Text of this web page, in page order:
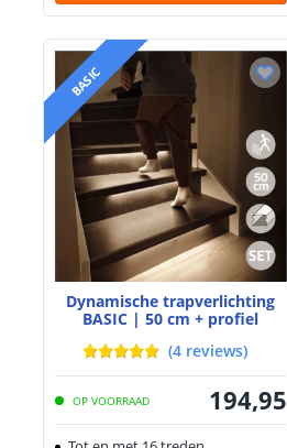
BASIC
Dynamische trapverlichting
BASIC | 50 cm + profiel
(4 reviews)
OP VOORRAAD 194,95